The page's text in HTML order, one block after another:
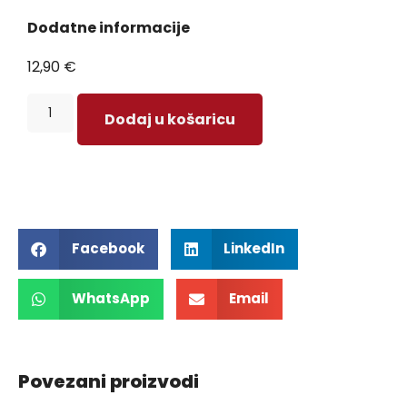
Dodatne informacije
12,90 €
Dodaj u košaricu
Facebook LinkedIn
WhatsApp Email
Povezani proizvodi